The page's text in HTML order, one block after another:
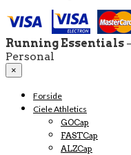
Running Essentials
Personal
×
Forside
Ciele Athletics
GOCap
FASTCap
ALZCap